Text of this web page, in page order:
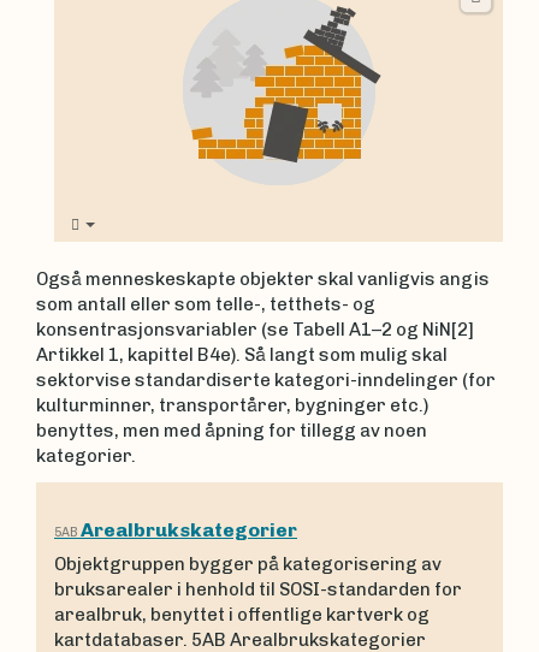
Også menneskeskapte objekter skal vanligvis angis
som antall eller som telle-, tetthets- og
konsentrasjonsvariabler (se Tabell A1–2 og NiN[2]
Artikkel 1, kapittel B4e). Så langt som mulig skal
sektorvise standardiserte kategori-inndelinger (for
kulturminner, transportårer, bygninger etc.)
benyttes, men med åpning for tillegg av noen
kategorier.
5AB Arealbrukskategorier
Objektgruppen bygger på kategorisering av
bruksarealer i henhold til SOSI-standarden for
arealbruk, benyttet i offentlige kartverk og
kartdatabaser. 5AB Arealbrukskategorier